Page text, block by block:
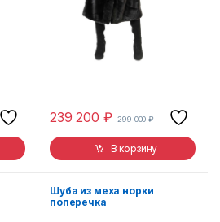
239 200 ₽ 299 000₽
В корзину
Шуба из меха норки
поперечка